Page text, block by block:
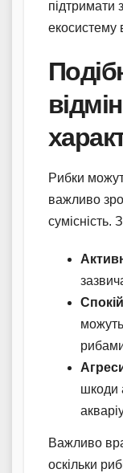
підтримати
екосистему
Рибки
важливо
сумісність.
шкоди
Важливо
оскільки